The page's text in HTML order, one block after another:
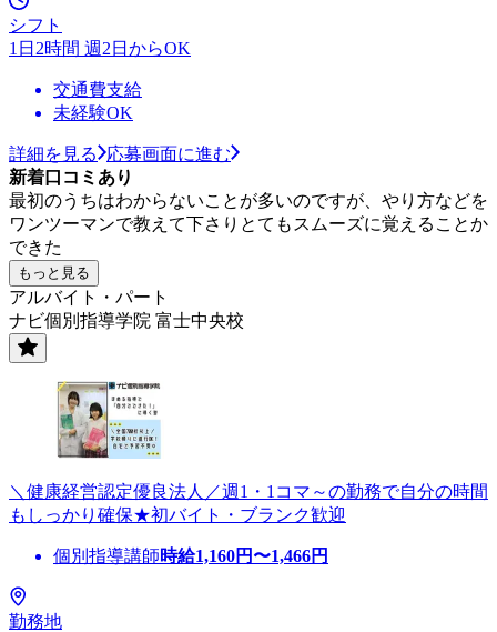
シフト
1日2時間 週2日からOK
交通費支給
未経験OK
詳細を見る
応募画面に進む
新着口コミあり
最初のうちはわからないことが多いのですが、やり方などを
ワンツーマンで教えて下さりとてもスムーズに覚えることか
できた
もっと見る
アルバイト・パート
ナビ個別指導学院 富士中央校
＼健康経営認定優良法人／週1・1コマ～の勤務で自分の時間
もしっかり確保★初バイト・ブランク歓迎
個別指導講師時給1,160円〜1,466円
勤務地